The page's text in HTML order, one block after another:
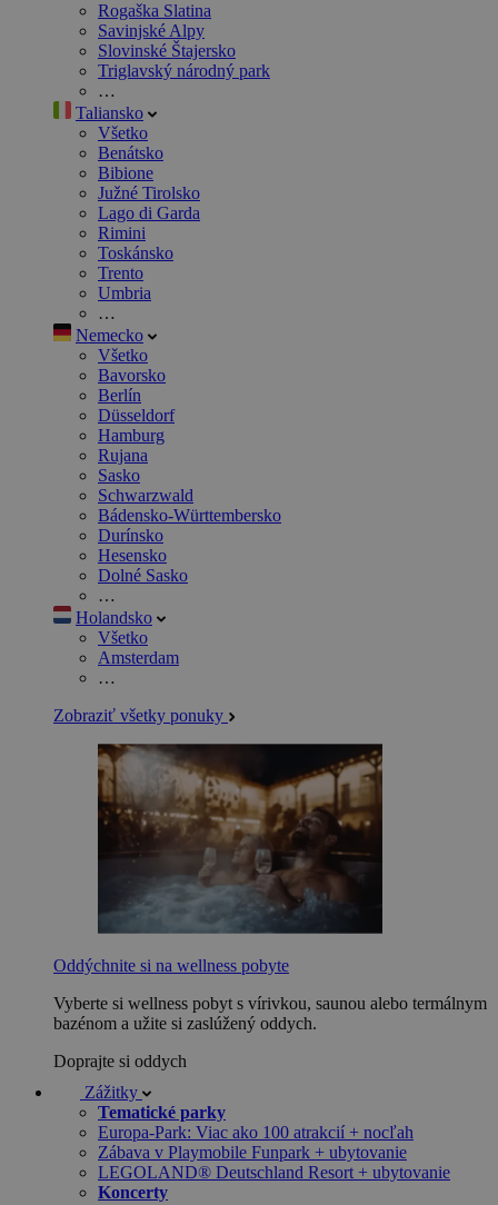
Rogaška Slatina
Savinjské Alpy
Slovinské Štajersko
Triglavský národný park
…
Taliansko
Všetko
Benátsko
Bibione
Južné Tirolsko
Lago di Garda
Rimini
Toskánsko
Trento
Umbria
…
Nemecko
Všetko
Bavorsko
Berlín
Düsseldorf
Hamburg
Rujana
Sasko
Schwarzwald
Bádensko-Württembersko
Durínsko
Hesensko
Dolné Sasko
…
Holandsko
Všetko
Amsterdam
…
Zobraziť všetky ponuky
Oddýchnite si na wellness pobyte
Vyberte si wellness pobyt s vírivkou, saunou alebo termálnym
bazénom a užite si zaslúžený oddych.
Doprajte si oddych
Zážitky
Tematické parky
Europa-Park: Viac ako 100 atrakcií + nocľah
Zábava v Playmobile Funpark + ubytovanie
LEGOLAND® Deutschland Resort + ubytovanie
Koncerty